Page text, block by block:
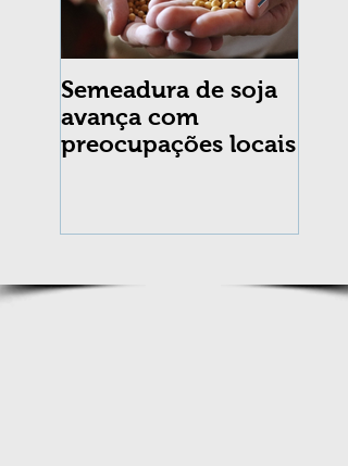
Semeadura de soja
avança com
preocupações locais